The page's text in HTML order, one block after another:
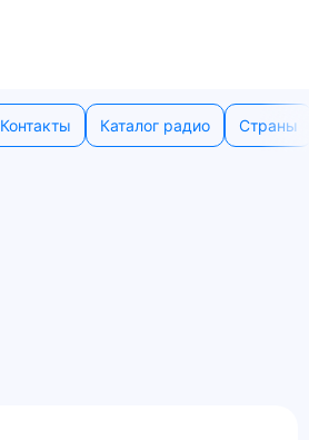
Контакты Каталог радио Страны